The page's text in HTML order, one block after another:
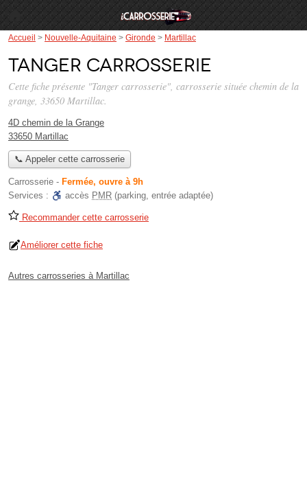
Accueil > Nouvelle-Aquitaine > Gironde > Martillac
Tanger carrosserie
Cette fiche présente "Tanger carrosserie", carrosserie située chemin de la
grange, 33650 Martillac.
4D chemin de la Grange
33650 Martillac
📞 Appeler cette carrosserie
Carrosserie - Fermée, ouvre à 9h
Services :
accès PMR (parking, entrée adaptée)
Recommander cette carrosserie
Améliorer cette fiche
Autres carrosseries à Martillac